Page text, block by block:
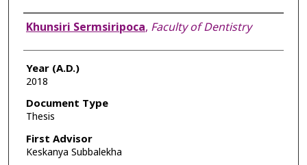
Author
Khunsiri Sermsiripoca, Faculty of Dentistry
Year (A.D.)
2018
Document Type
Thesis
First Advisor
Keskanya Subbalekha